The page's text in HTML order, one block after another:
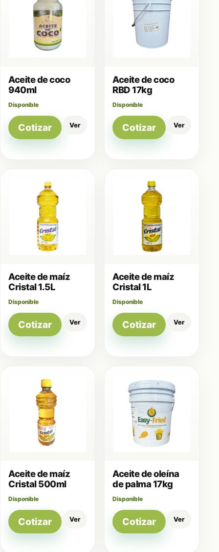
Aceite de coco
940ml
Disponible
Cotizar Ver
Aceite de coco
RBD 17kg
Disponible
Cotizar Ver
Aceite de maíz
Cristal 1.5L
Disponible
Cotizar Ver
Aceite de maíz
Cristal 1L
Disponible
Cotizar Ver
Aceite de maíz
Cristal 500ml
Disponible
Cotizar Ver
Aceite de oleína
de palma 17kg
Disponible
Cotizar Ver